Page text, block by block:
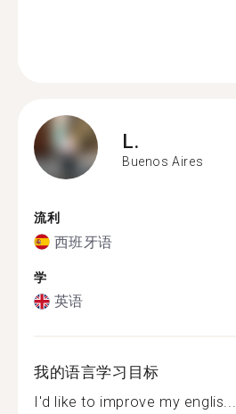
L.
Buenos Aires
流利
西班牙语
学
英语
我的语言学习目标
I'd like to improve my englis...